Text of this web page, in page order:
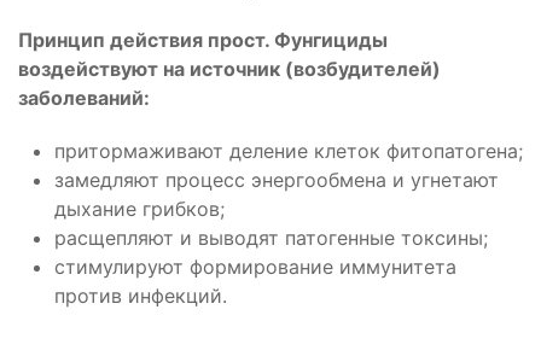
Принцип действия прост. Фунгициды
воздействуют на источник (возбудителей)
заболеваний:
притормаживают деление клеток фитопатогена;
замедляют процесс энергообмена и угнетают
дыхание грибков;
расщепляют и выводят патогенные токсины;
стимулируют формирование иммунитета
против инфекций.